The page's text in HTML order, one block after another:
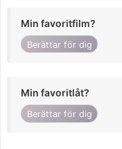
Min favoritfilm?
Berättar för dig
Min favoritlåt?
Berättar för dig